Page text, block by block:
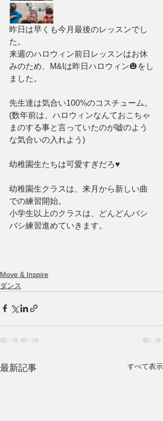
昨日は早くも今月最後のレッスンでし
た。
来週のハロウィン前日レッスンはお休
みのため、M&Iは昨日ハロウィン🎃をし
ました。
先生達は気合い100%のコスチューム。
(数年前は、ハロウィンなんておこちゃ
まのする事と言っていたのが嘘のよう
な気合いの入れよう)
幼稚園生たちは可愛すぎだろ♥
幼稚園生クラスは、来月から新しい曲
での練習開始。
小学生以上のクラスは、どんどんバシ
バシ練習進めていきます。
Move & Inspire
ダンス
最新記事 すべて表示